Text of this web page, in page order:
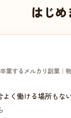
はじめ
業するメルカリ副業｜
よく働ける場所もな